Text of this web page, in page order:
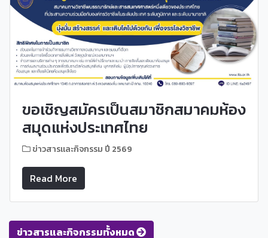
ขอเชิญสมัครเป็นสมาชิกสมาคมห้อง
สมุดแห่งประเทศไทย
ข่าวสารและกิจกรรม ปี 2569
Read More
ข่าวสารและกิจกรรมทั้งหมด